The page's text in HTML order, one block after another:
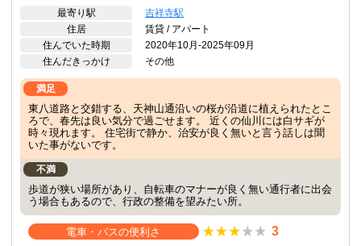
最寄り駅
吉祥寺駅
住居
賃貸 / アパート
住んでいた時期
2020年10月-2025年09月
住んだきっかけ
その他
満足
東八道路と交錯する、天神山通沿いの桜が沿道に植えられたとこ
ろで、春先は良い気分で過ごせます。 近くの仙川には白サギが
時々現れます。 住宅街で静か、治安が良く無いと言う話しは聞
いた事がないです。
不満
歩道が狭い場所があり、自転車のマナーが良く無い通行者に出会
う場合もあるので、行政の整備を望みたい所。
電車・バスの便利さ 3